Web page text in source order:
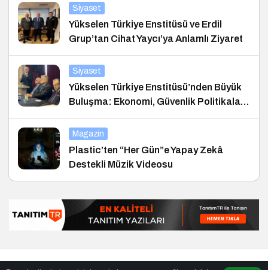
Siyaset
Yükselen Türkiye Enstitüsü ve Erdil
Grup’tan Cihat Yaycı’ya Anlamlı Ziyaret
Siyaset
Yükselen Türkiye Enstitüsü’nden Büyük
Buluşma: Ekonomi, Güvenlik Politikaları
ve Hukuk Konferansı
Magazin
Plastic’ten “Her Gün”e Yapay Zekâ
Destekli Müzik Videosu
en iyiler